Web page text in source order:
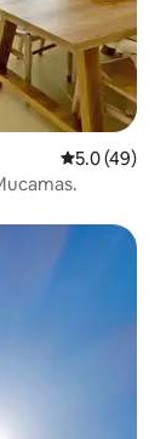
Calificación
5.0 (49)
Mucamas.